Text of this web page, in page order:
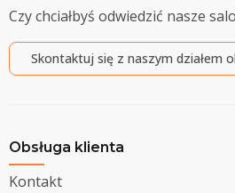
Czy chciałbyś odwiedzić nasze
Skontaktuj się z naszym działem
Obsługa klienta
Kontakt